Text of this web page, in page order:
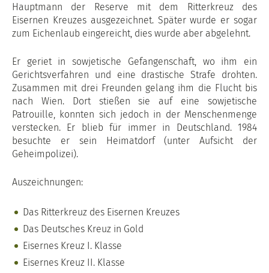
Hauptmann der Reserve mit dem Ritterkreuz des
Eisernen Kreuzes ausgezeichnet. Später wurde er sogar
zum Eichenlaub eingereicht, dies wurde aber abgelehnt.
Er geriet in sowjetische Gefangenschaft, wo ihm ein
Gerichtsverfahren und eine drastische Strafe drohten.
Zusammen mit drei Freunden gelang ihm die Flucht bis
nach Wien. Dort stießen sie auf eine sowjetische
Patrouille, konnten sich jedoch in der Menschenmenge
verstecken. Er blieb für immer in Deutschland. 1984
besuchte er sein Heimatdorf (unter Aufsicht der
Geheimpolizei).
Auszeichnungen:
Das Ritterkreuz des Eisernen Kreuzes
Das Deutsches Kreuz in Gold
Eisernes Kreuz I. Klasse
Eisernes Kreuz II. Klasse